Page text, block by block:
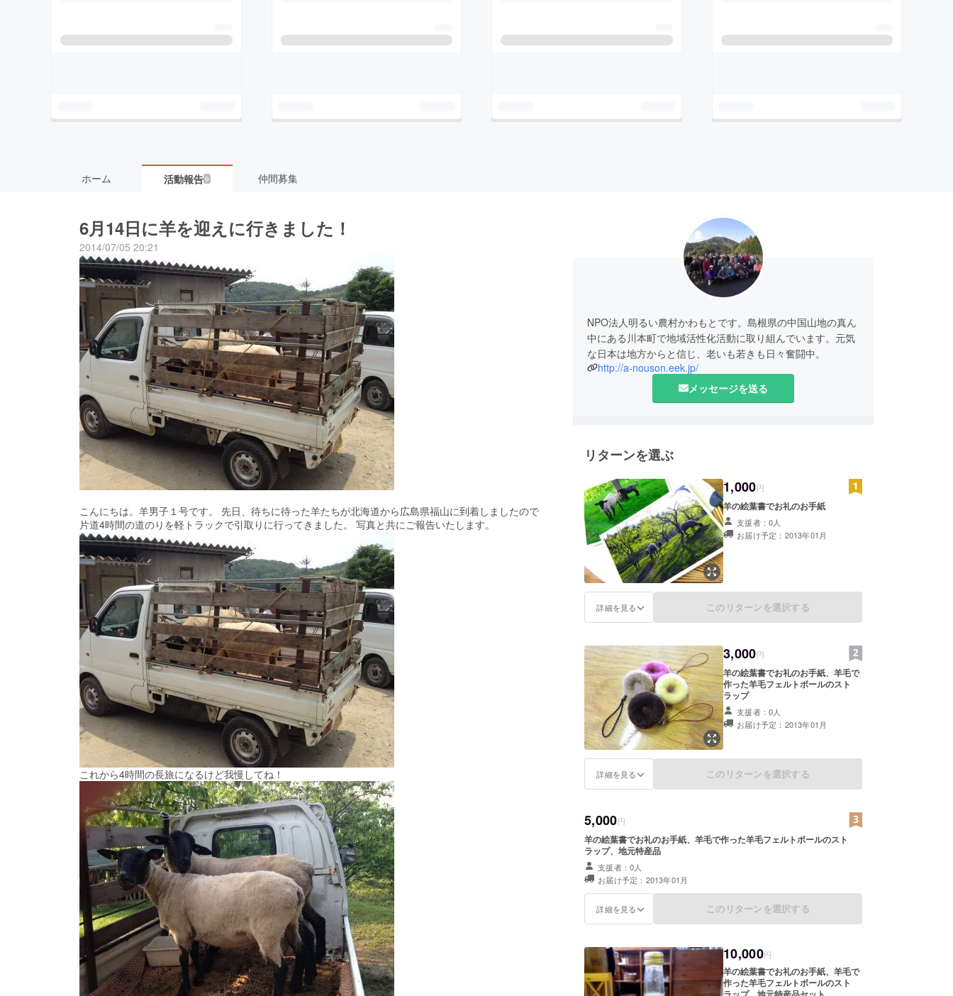
ホーム 活動報告9 仲間募集
6月14日に羊を迎えに行きました！
2014/07/05 20:21
こんにちは。羊男子１号です。 先日、待ちに待った羊たちが北海道から広島県福山に到着しましたので
片道4時間の道のりを軽トラックで引取りに行ってきました。 写真と共にご報告いたします。
これから4時間の長旅になるけど我慢してね！
NPO法人明るい農村かわもとです。島根県の中国山地の真ん
中にある川本町で地域活性化活動に取り組んでいます。元気
な日本は地方からと信じ、老いも若きも日々奮闘中。
http://a-nouson.eek.jp/
メッセージを送る
リターンを選ぶ
1,000円
羊の絵葉書でお礼のお手紙
支援者：0人
お届け予定：2013年01月
詳細を見る このリターンを選択する
3,000円
羊の絵葉書でお礼のお手紙、羊毛で
作った羊毛フェルトボールのスト
ラップ
支援者：0人
お届け予定：2013年01月
詳細を見る このリターンを選択する
5,000円
羊の絵葉書でお礼のお手紙、羊毛で作った羊毛フェルトボールのスト
ラップ、地元特産品
支援者：0人
お届け予定：2013年01月
詳細を見る このリターンを選択する
10,000円
羊の絵葉書でお礼のお手紙、羊毛で
作った羊毛フェルトボールのスト